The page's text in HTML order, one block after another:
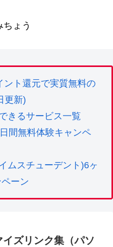
ちょう
ント還元で実質無料の
更新)
きるサービス一覧
間無料体験キャンペ
ムスチューデント)6ヶ
ーン
ズリンク集（パソ